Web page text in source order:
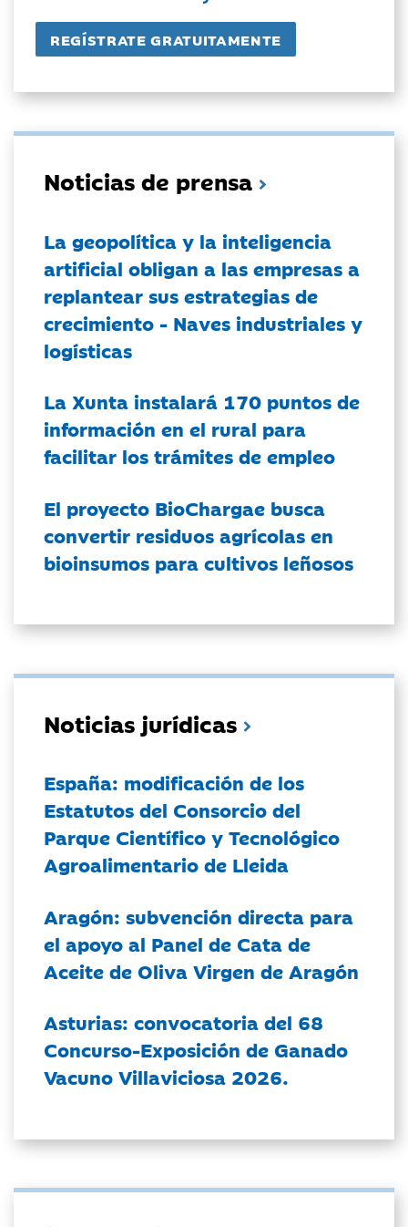
Noticias de prensa
La geopolítica y la inteligencia
artificial obligan a las empresas a
replantear sus estrategias de
crecimiento - Naves industriales y
logísticas
La Xunta instalará 170 puntos de
información en el rural para
facilitar los trámites de empleo
El proyecto BioChargae busca
convertir residuos agrícolas en
bioinsumos para cultivos leñosos
Noticias jurídicas
España: modificación de los
Estatutos del Consorcio del
Parque Científico y Tecnológico
Agroalimentario de Lleida
Aragón: subvención directa para
el apoyo al Panel de Cata de
Aceite de Oliva Virgen de Aragón
Asturias: convocatoria del 68
Concurso-Exposición de Ganado
Vacuno Villaviciosa 2026.